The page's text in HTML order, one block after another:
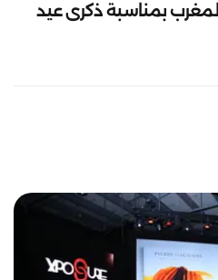
بمناسبة ذكرى عيد